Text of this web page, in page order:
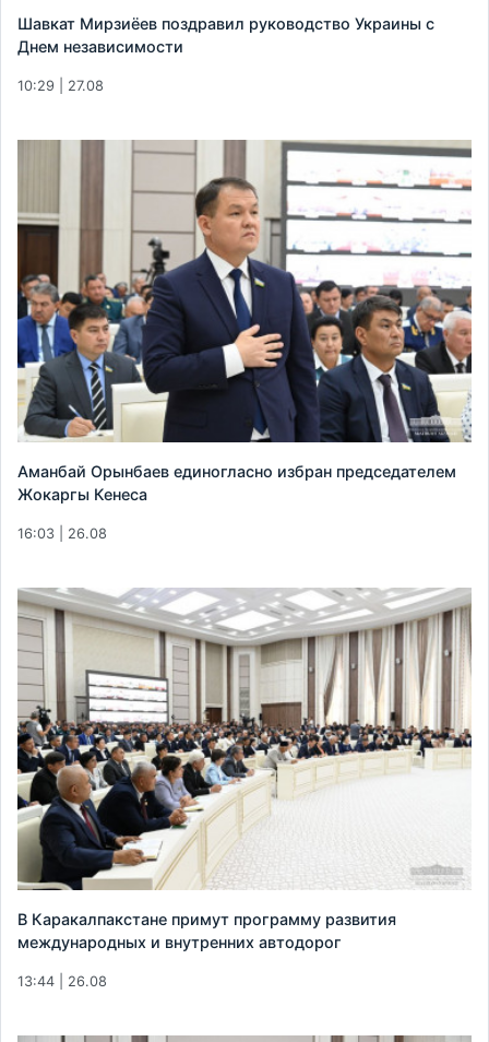
Шавкат Мирзиёев поздравил руководство Украины с
Днем независимости
10:29 | 27.08
Аманбай Орынбаев единогласно избран председателем
Жокаргы Кенеса
16:03 | 26.08
В Каракалпакстане примут программу развития
международных и внутренних автодорог
13:44 | 26.08